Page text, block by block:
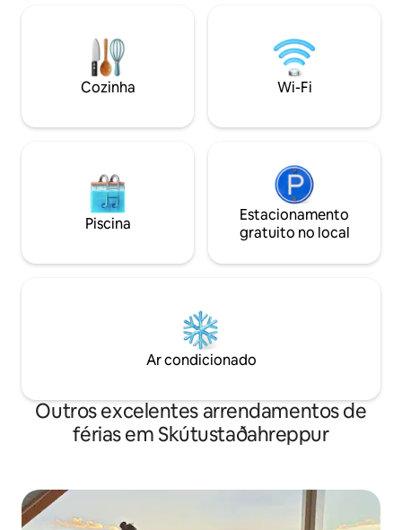
diretamente ao jacuzzi que está em
cada uma das casas de campo. Existem 3
quartos (1 ma
com um
de saúde, casa
e fácil acesso às
Cozinha Wi-Fi
Piscina
Estacionamento
gratuito no local
Ar condicionado
Outros excelentes arrendamentos de
férias em Skútustaðahreppur